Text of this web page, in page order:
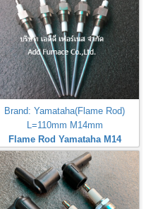
Brand: Yamataha(Flame Rod)
L=110mm M14mm
Flame Rod Yamataha M14
L110mm